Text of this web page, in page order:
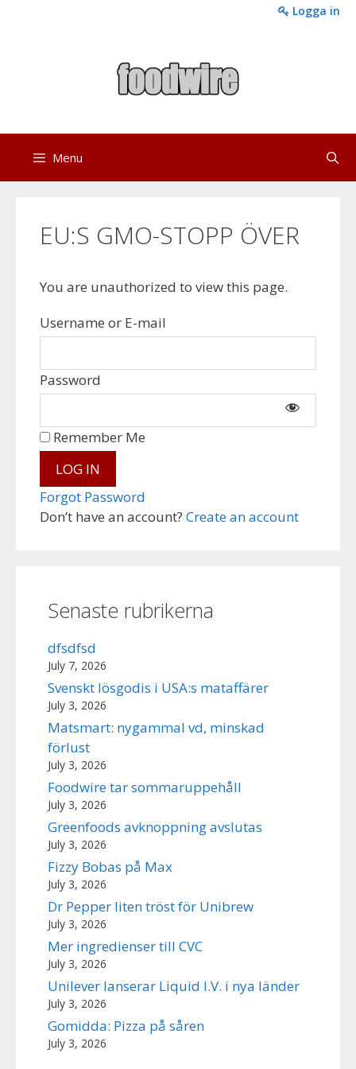
Logga in
Menu
EU:S GMO-STOPP ÖVER
You are unauthorized to view this page.
Username or E-mail
Password
Don’t have an account? Create an account
Remember Me
Forgot Password
Senaste rubrikerna
dfsdfsd
July 7, 2026
Svenskt lösgodis i USA:s mataffärer
July 3, 2026
Matsmart: nygammal vd, minskad
förlust
July 3, 2026
Foodwire tar sommaruppehåll
July 3, 2026
Greenfoods avknoppning avslutas
July 3, 2026
Fizzy Bobas på Max
July 3, 2026
Dr Pepper liten tröst för Unibrew
July 3, 2026
Mer ingredienser till CVC
July 3, 2026
Unilever lanserar Liquid I.V. i nya länder
July 3, 2026
Gomidda: Pizza på såren
July 3, 2026